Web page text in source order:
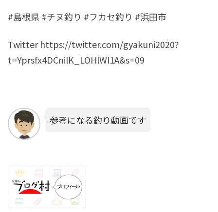
#島根県 #チヌ釣り #フカセ釣り #浜田市
Twitter https://twitter.com/gyakuni2020?
t=Yprsfx4DCnilK_LOHlWI1A&s=09
参考になる釣り動画です